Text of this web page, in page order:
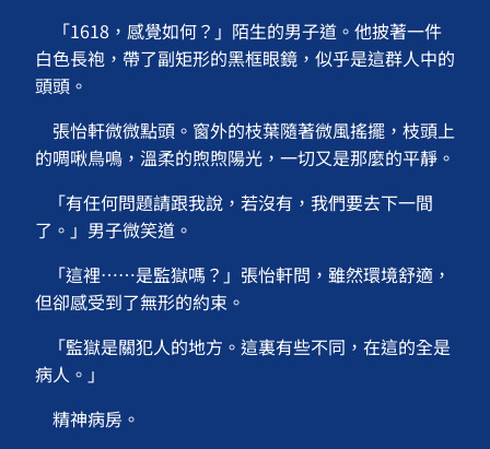
「1618，感覺如何？」陌生的男子道。他披著一件
白色長袍，帶了副矩形的黑框眼鏡，似乎是這群人中的
頭頭。
張怡軒微微點頭。窗外的枝葉隨著微風搖擺，枝頭上
的啁啾鳥鳴，溫柔的煦煦陽光，一切又是那麼的平靜。
「有任何問題請跟我說，若沒有，我們要去下一間
了。」男子微笑道。
「這裡⋯⋯是監獄嗎？」張怡軒問，雖然環境舒適，
但卻感受到了無形的約束。
「監獄是關犯人的地方。這裏有些不同，在這的全是
病人。」
精神病房。